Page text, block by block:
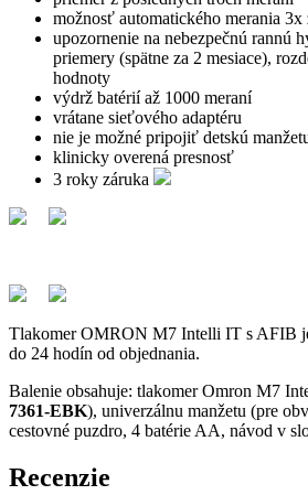
možnosť automatického merania 3x
upozornenie na nebezpečnú rannú
priemery (spätne za 2 mesiace),
hodnoty
výdrž batérií až 1000 meraní
vrátane sieťového adaptéru
nie je možné pripojiť detskú
klinicky overená presnosť
3 roky záruka
Tlakomer OMRON M7 Intelli IT s AFIB
do 24 hodín od objednania.
Balenie obsahuje: tlakomer Omron M7
7361-EBK), univerzálnu manžetu (pre
cestovné puzdro, 4 batérie AA, návod v
Recenzie